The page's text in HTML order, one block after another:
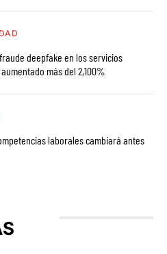
deepfake en los servicios
más del 2,100%
laborales cambiará antes